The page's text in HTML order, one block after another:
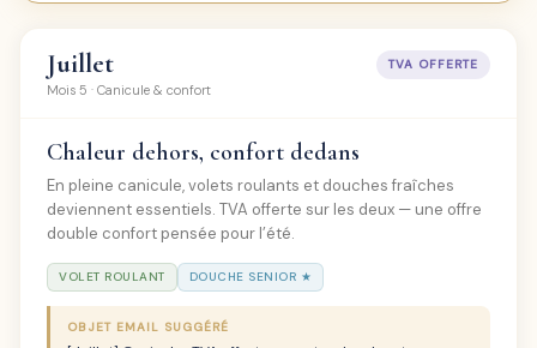
Juillet
Mois 5 · Canicule & confort
TVA OFFERTE
Chaleur dehors, confort dedans
En pleine canicule, volets roulants et douches fraîches
deviennent essentiels. TVA offerte sur les deux — une offre
double confort pensée pour l’été.
VOLET ROULANT DOUCHE SENIOR ★
OBJET EMAIL SUGGÉRÉ